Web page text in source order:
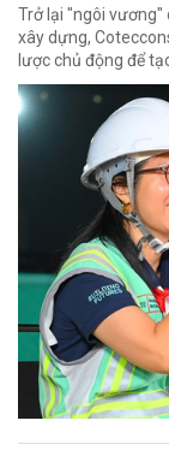
Trở lại "ngôi
xây dựng,
lược chủ động để